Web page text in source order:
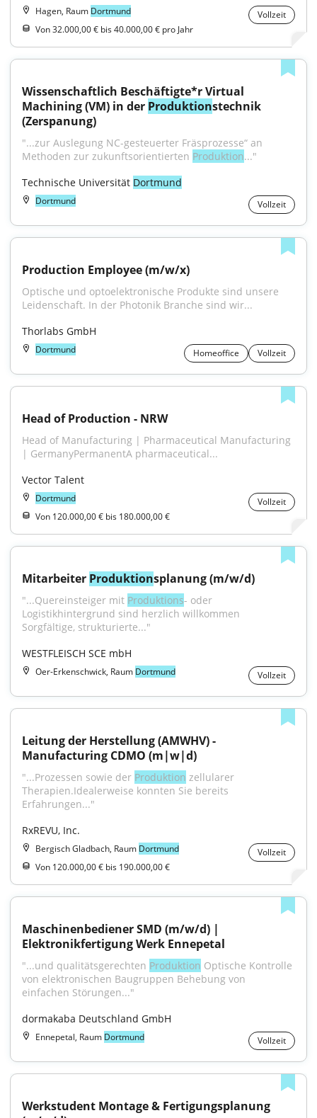
Hagen, Raum Dortmund
Vollzeit
Von 32.000,00 € bis 40.000,00 € pro Jahr
Wissenschaftlich Beschäftigte*r Virtual
Machining (VM) in der Produktionstechnik
(Zerspanung)
"...zur Auslegung NC-gesteuerter Fräsprozesse“ an
Methoden zur zukunftsorientierten Produktion..."
Technische Universität Dortmund
Dortmund Vollzeit
Production Employee (m/w/x)
Optische und optoelektronische Produkte sind unsere
Leidenschaft. In der Photonik Branche sind wir...
Thorlabs GmbH
Dortmund Homeoffice Vollzeit
Head of Production - NRW
Head of Manufacturing | Pharmaceutical Manufacturing
| GermanyPermanentA pharmaceutical...
Vector Talent
Dortmund
Vollzeit
Von 120.000,00 € bis 180.000,00 €
Mitarbeiter Produktionsplanung (m/w/d)
"...Quereinsteiger mit Produktions- oder
Logistikhintergrund sind herzlich willkommen
Sorgfältige, strukturierte..."
WESTFLEISCH SCE mbH
Oer-Erkenschwick, Raum Dortmund Vollzeit
Leitung der Herstellung (AMWHV) -
Manufacturing CDMO (m|w|d)
"...Prozessen sowie der Produktion zellularer
Therapien.Idealerweise konnten Sie bereits
Erfahrungen..."
RxREVU, Inc.
Bergisch Gladbach, Raum Dortmund
Vollzeit
Von 120.000,00 € bis 190.000,00 €
Maschinenbediener SMD (m/w/d) |
Elektronikfertigung Werk Ennepetal
"...und qualitätsgerechten Produktion Optische Kontrolle
von elektronischen Baugruppen Behebung von
einfachen Störungen..."
dormakaba Deutschland GmbH
Ennepetal, Raum Dortmund Vollzeit
Werkstudent Montage & Fertigungsplanung